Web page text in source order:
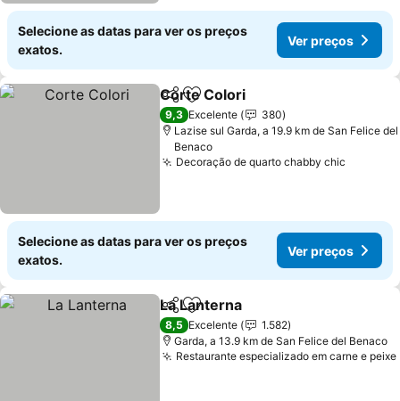
Selecione as datas para ver os preços
exatos.
Ver preços
PartilharAdicionar aos favoritos
Corte Colori
9,3 Excelente
380
Lazise sul Garda, a 19.9 km de San Felice del
Benaco
Decoração de quarto chabby chic
Selecione as datas para ver os preços
exatos.
Ver preços
PartilharAdicionar aos favoritos
La Lanterna
8,5 Excelente
1.582
Garda, a 13.9 km de San Felice del Benaco
Restaurante especializado em carne e peixe